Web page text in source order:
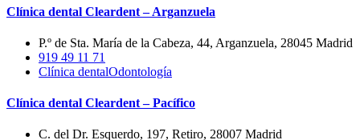
Clínica dental Cleardent – Arganzuela
P.º de Sta. María de la Cabeza, 44, Arganzuela, 28045 Madrid
919 49 11 71
Clínica dentalOdontología
Clínica dental Cleardent – Pacífico
C. del Dr. Esquerdo, 197, Retiro, 28007 Madrid